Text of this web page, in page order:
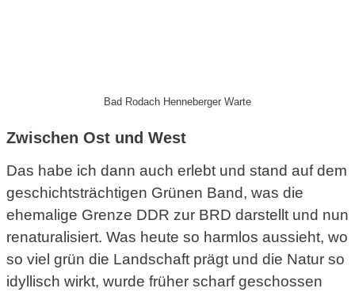
Bad Rodach Henneberger Warte
Zwischen Ost und West
Das habe ich dann auch erlebt und stand auf dem
geschichtsträchtigen Grünen Band, was die
ehemalige Grenze DDR zur BRD darstellt und nun
renaturalisiert. Was heute so harmlos aussieht, wo
so viel grün die Landschaft prägt und die Natur so
idyllisch wirkt, wurde früher scharf geschossen